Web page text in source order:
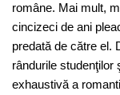
române. Mai mult,
cincizeci de ani
predată de către el.
rândurile studenţilor
exhaustivă a